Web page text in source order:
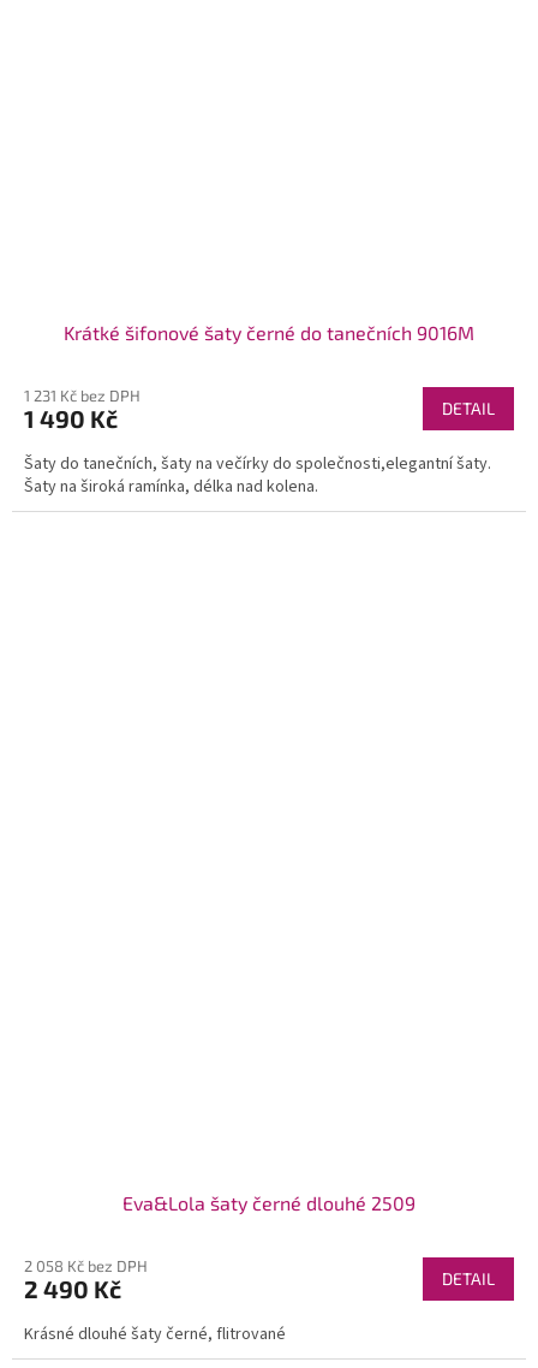
Krátké šifonové šaty černé do tanečních 9016M
1 231 Kč bez DPH
1 490 Kč DETAIL
Šaty do tanečních, šaty na večírky do společnosti,elegantní šaty.
Šaty na široká ramínka, délka nad kolena.
Eva&Lola šaty černé dlouhé 2509
2 058 Kč bez DPH
2 490 Kč DETAIL
Krásné dlouhé šaty černé, flitrované